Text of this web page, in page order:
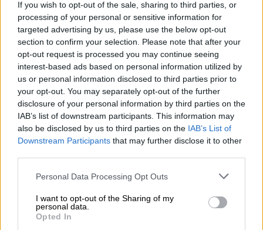
If you wish to opt-out of the sale, sharing to third parties, or
processing of your personal or sensitive information for
targeted advertising by us, please use the below opt-out
section to confirm your selection. Please note that after your
opt-out request is processed you may continue seeing
interest-based ads based on personal information utilized by
us or personal information disclosed to third parties prior to
your opt-out. You may separately opt-out of the further
disclosure of your personal information by third parties on the
IAB’s list of downstream participants. This information may
also be disclosed by us to third parties on the IAB’s List of
Downstream Participants that may further disclose it to other
Please note that this website/app uses one or more Google
not limited to your visit or usage behaviour. You may click to
grant or deny consent to Google and its third-party tags to
use your data for below specified purposes in below Google
Personal Data Processing Opt Outs
I want to opt-out of the Sharing of my
personal data.
Opted In
Lifestyle|28.01.2025 12:25
Ο καλλιτεχνικός κόσμος αποχαιρετά τον
σπουδαίο δημοσιογράφο και κριτικό,
Ιάσονα Τριανταφυλλίδη
Ο τηλεκριτικός έφυγε από τη ζωή τη
Δευτέρα 27 Ιανουαρίου σε ηλικία 61 ετών